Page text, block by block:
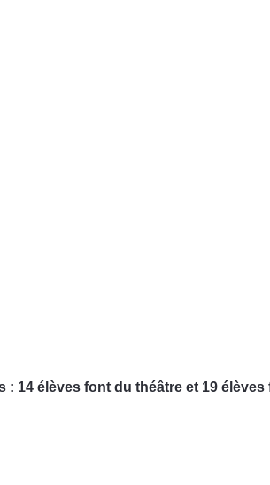
14 élèves font du théâtre et 19